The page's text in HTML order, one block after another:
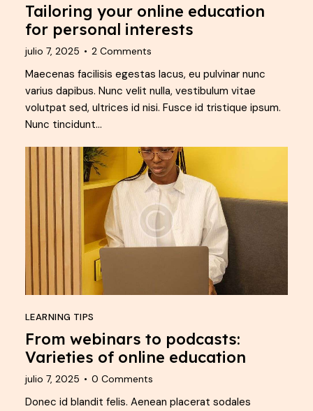
Tailoring your online education
for personal interests
julio 7, 2025 2 Comments
Maecenas facilisis egestas lacus, eu pulvinar nunc
varius dapibus. Nunc velit nulla, vestibulum vitae
volutpat sed, ultrices id nisi. Fusce id tristique ipsum.
Nunc tincidunt…
LEARNING TIPS
From webinars to podcasts:
Varieties of online education
julio 7, 2025 0 Comments
Donec id blandit felis. Aenean placerat sodales